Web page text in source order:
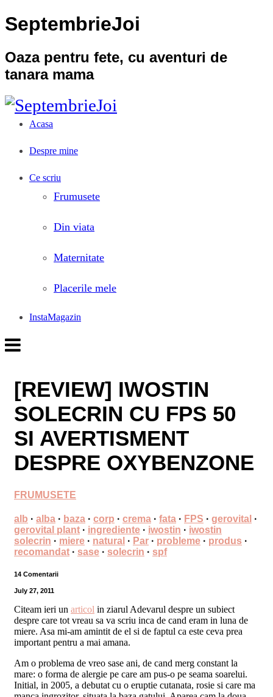
SeptembrieJoi
Oaza pentru fete, cu aventuri de
tanara mama
Acasa
Despre mine
Ce scriu
Frumusete
Din viata
Maternitate
Placerile mele
InstaMagazin
[REVIEW] IWOSTIN
SOLECRIN CU FPS 50
SI AVERTISMENT
DESPRE OXYBENZONE
FRUMUSETE
alb · alba · baza · corp · crema · fata · FPS · gerovital ·
gerovital plant · ingrediente · iwostin · iwostin
solecrin · miere · natural · Par · probleme · produs ·
recomandat · sase · solecrin · spf
14 Comentarii
July 27, 2011
Citeam ieri un articol in ziarul Adevarul despre un subiect
despre care tot vreau sa va scriu inca de cand eram in luna de
miere. Asa mi-am amintit de el si de faptul ca este ceva prea
important pentru a mai amana.
Am o problema de vreo sase ani, de cand merg constant la
mare: o forma de alergie pe care am pus-o pe seama soarelui.
Initial, in 2005, a debutat cu o eruptie cutanata, rosie si care ma